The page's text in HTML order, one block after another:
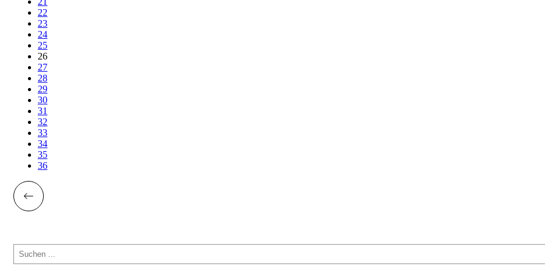
22
23
24
25
26
27
28
29
30
31
32
33
34
35
36
Suchen